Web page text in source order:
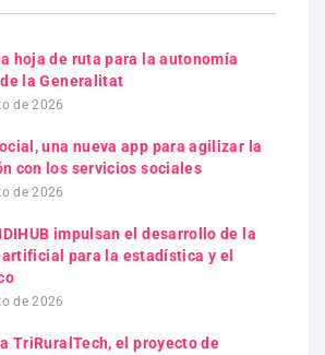
la hoja de ruta para la autonomía
la Generalitat
de 2026
una nueva app para agilizar la
con los servicios sociales
de 2026
impulsan el desarrollo de la
para la estadística y el
de 2026
TriRuralTech, el proyecto de